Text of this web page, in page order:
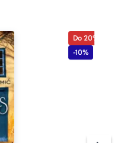
Do 20%
-10%